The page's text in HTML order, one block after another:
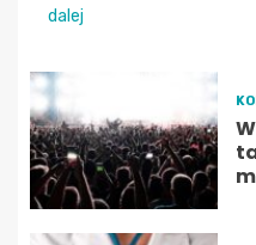
dalej